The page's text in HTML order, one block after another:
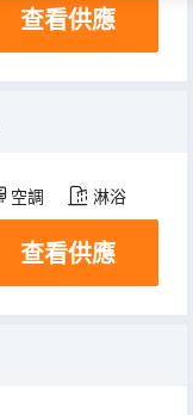
電視機 冰箱
查看供應
空調 淋浴
冰箱
查看供應